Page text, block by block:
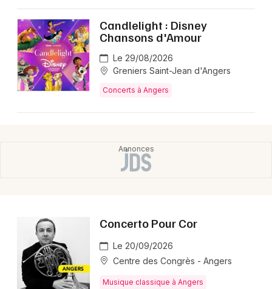
Candlelight : Disney
Chansons d'Amour
Le 29/08/2026
Greniers Saint-Jean d'Angers
Concerts à Angers
Concerto Pour Cor
Le 20/09/2026
Centre des Congrès - Angers
Musique classique à Angers